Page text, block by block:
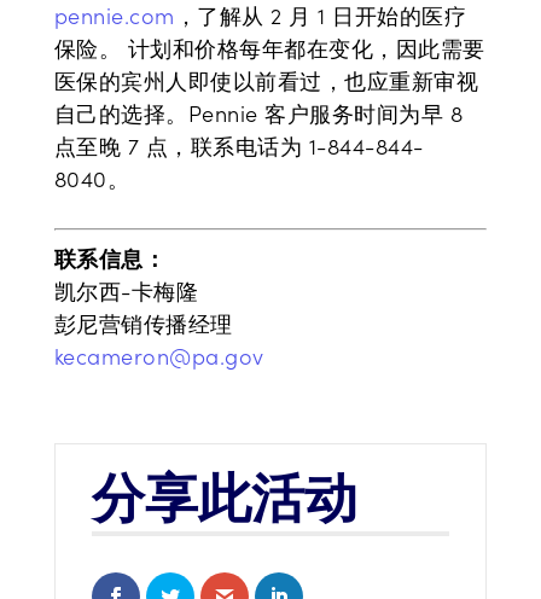
pennie.com ，了解从 2 月 1 日开始的医疗
保险。 计划和价格每年都在变化，因此需要
医保的宾州人即使以前看过，也应重新审视
自己的选择。Pennie 客户服务时间为早 8
点至晚 7 点，联系电话为 1-844-844-
8040。
联系信息：
凯尔西-卡梅隆
彭尼营销传播经理
kecameron@pa.gov
分享此活动
Share on Facebook
Share on Twitter
Share via Email
Share on LinkedIn